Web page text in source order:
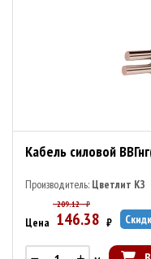
Кабель силовой
Производитель: Цветлит КЗ
209.12 ₽
Цена 146.38 ₽